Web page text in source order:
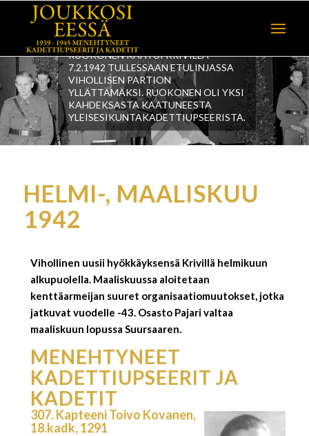
YLEISESIKUNTAEVERSTILUUTNANTTI
LAURI RUOKOSEN (7.KADK)
HAUTAJAISET HELSINGIN
HIETANIEMEN KAPPELISSA 21.2.1942.
RUOKONEN KAATUI KRIVILLÄ
7.2.1942 TULLESSAAN ETULINJASSA
VIHOLLISEN PARTION
YLLÄTTÄMÄKSI. RUOKONEN OLI YKSI
KAHDEKSASTA KAATUNEESTA
YLEISESIKUNTAKADETTIUPSEERISTA.
HELMI-, MAALISKUU
1942
Vihollinen uusii hyökkäyksensä Krivillä helmikuun
alkupuolella. Maaliskuussa aloitetaan
kenttäarmeijan suuret organisaatiomuutokset, jotka
jatkuvat vuodelle -43. Osasto Pajari valtaa
maaliskuun lopussa Suursaaren.
MENEHTYNEET
KADETTIUPSEERIT JA
KADETIT
307. Kapteeni Toivo Kovanen,
18.kadk, 1291